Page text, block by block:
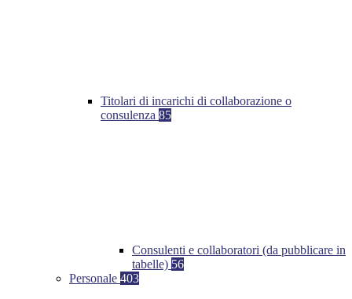
Titolari di incarichi di collaborazione o
consulenza 85
Consulenti e collaboratori (da pubblicare in
tabelle) 56
Personale 403